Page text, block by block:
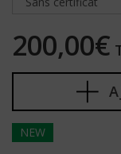
200,00€
NEW